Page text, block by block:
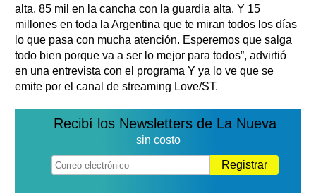
alta. 85 mil en la cancha con la guardia alta. Y 15
millones en toda la Argentina que te miran todos los días
lo que pasa con mucha atención. Esperemos que salga
todo bien porque va a ser lo mejor para todos”, advirtió
en una entrevista con el programa Y ya lo ve que se
emite por el canal de streaming Love/ST.
Recibí los Newsletters de La Nueva
sin costo
Registrar